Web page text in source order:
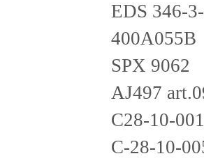
EDS 346-
400A055B
SPX 9062
AJ497
C28-10-
C-28-10-